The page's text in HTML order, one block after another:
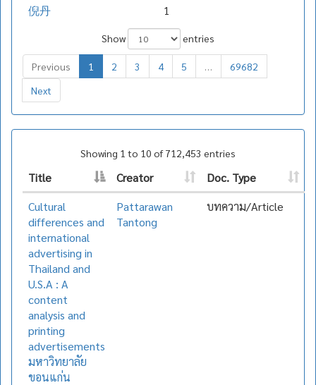
倪丹
1
Show entries
Previous 1 2 3 4 5 …
69682
Next
Showing 1 to 10 of 712,453 entries
Title Creator
Doc. Type
Cultural
differences and
international
advertising in
Thailand and
U.S.A : A
content
analysis and
printing
advertisements
มหาวิทยาลัย
ขอนแก่น
Pattarawan
Tantong
บทความ/Article